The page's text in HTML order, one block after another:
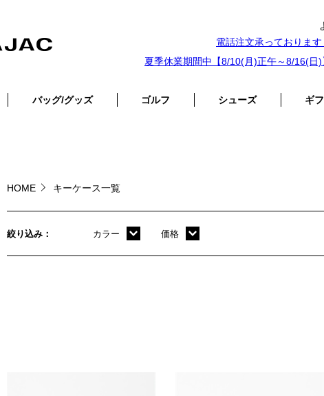
電話注文承っておりま
夏季休業期間中【8/10(月)正午～8/16(日
バッグ/グッズ ゴルフ シューズ ギ
HOME キーケース一覧
絞り込み カラー 価格